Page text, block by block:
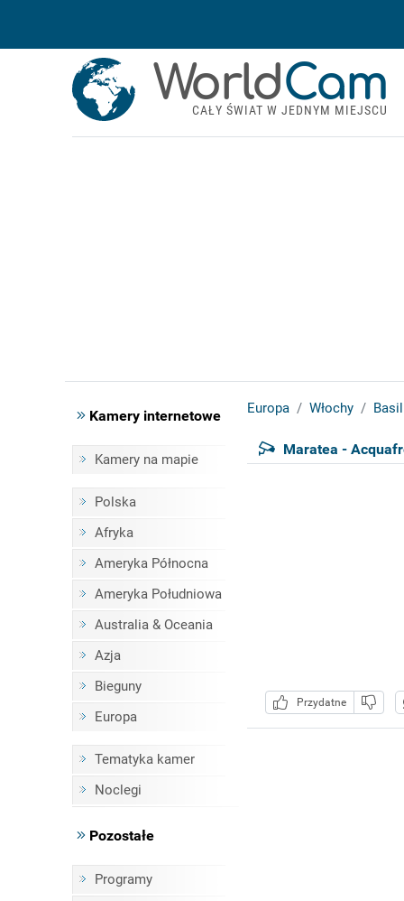
WorldCam
CAŁY ŚWIAT W JEDNYM MIEJSCU
Kamery internetowe
Kamery na mapie
Polska
Afryka
Ameryka Północna
Ameryka Południowa
Australia & Oceania
Azja
Bieguny
Europa
Tematyka kamer
Noclegi
Pozostałe
Programy
Europa Włochy
Maratea -
Przydatne